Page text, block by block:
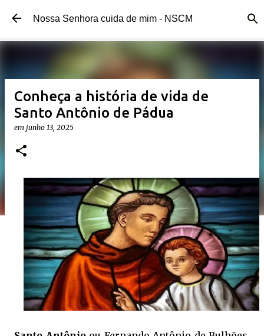
Pular para o conteúdo principal
Nossa Senhora cuida de mim - NSCM
Conheça a história de vida de
Santo Antônio de Pádua
em junho 13, 2025